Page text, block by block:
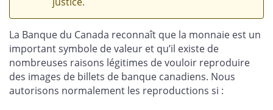
La Banque du Canada reconnaît que la monnaie est un
important symbole de valeur et qu’il existe de
nombreuses raisons légitimes de vouloir reproduire
des images de billets de banque canadiens. Nous
autorisons normalement les reproductions si :